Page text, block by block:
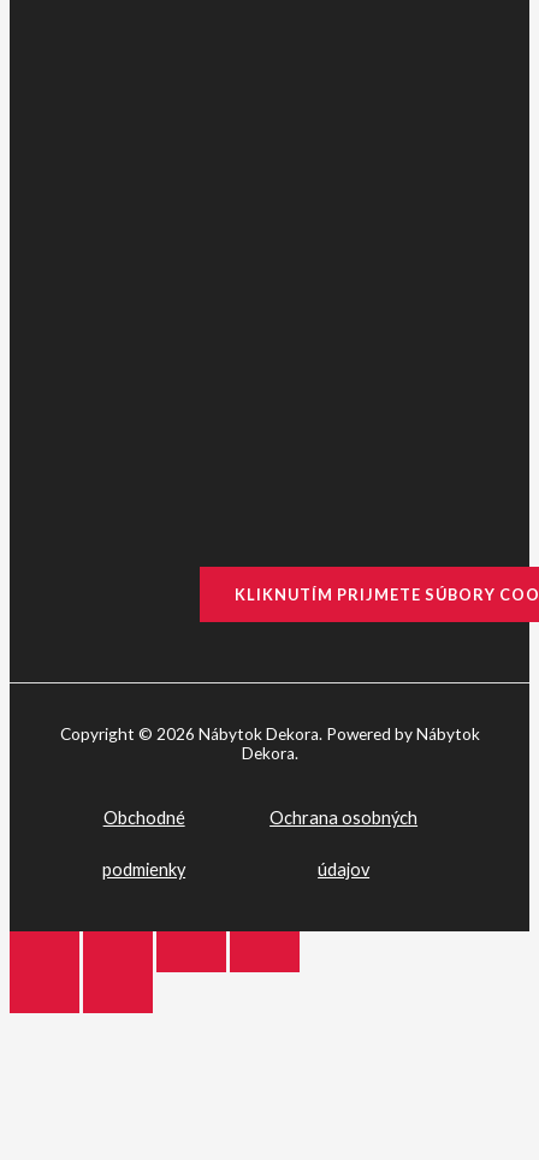
KLIKNUTÍM PRIJMETE SÚBORY
Copyright © 2026 Nábytok Dekora. Powered by Nábytok
Dekora.
Obchodné
podmienky
Ochrana osobných
údajov